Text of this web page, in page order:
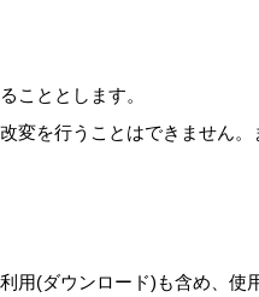
こととします。
を行うことはできません
(ダウンロード)も含め、